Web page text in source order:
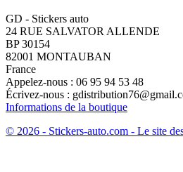
GD - Stickers auto
24 RUE SALVATOR ALLENDE
BP 30154
82001 MONTAUBAN
France
Appelez-nous : 06 95 94 53 48
Écrivez-nous :
Informations de la boutique
© 2026 - Stickers-auto.com - Le site